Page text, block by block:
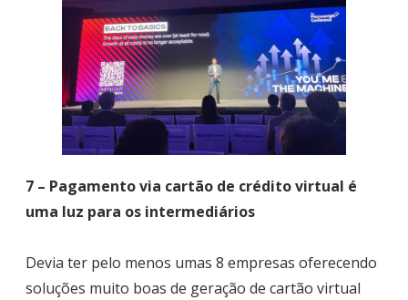
7 – Pagamento via cartão de crédito virtual é
uma luz para os intermediários
Devia ter pelo menos umas 8 empresas oferecendo
soluções muito boas de geração de cartão virtual